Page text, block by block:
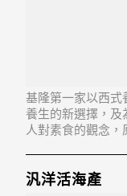
基隆第一家以西式
養生的新選擇，
人對素食的觀念
汎洋活海產